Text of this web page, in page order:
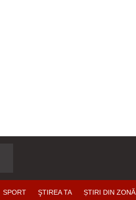
SPORT ŞTIREA TA ȘTIRI DIN ZONĂ